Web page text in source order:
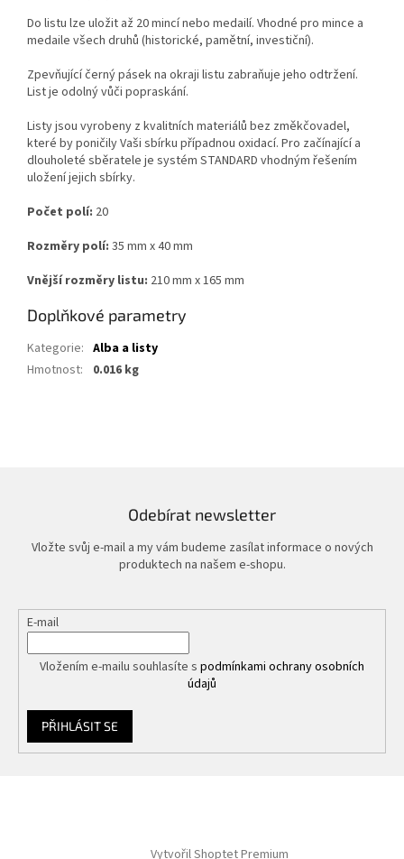
Do listu lze uložit až 20 mincí nebo medailí. Vhodné pro mince a
medaile všech druhů (historické, pamětní, investiční).
Zpevňující černý pásek na okraji listu zabraňuje jeho odtržení.
List je odolný vůči popraskání.
Listy jsou vyrobeny z kvalitních materiálů bez změkčovadel,
které by poničily Vaši sbírku případnou oxidací. Pro začínající a
dlouholeté sběratele je systém STANDARD vhodným řešením
uložení jejich sbírky.
Počet polí: 20
Rozměry polí: 35 mm x 40 mm
Vnější rozměry listu: 210 mm x 165 mm
Doplňkové parametry
Kategorie: Alba a listy
Hmotnost: 0.016 kg
Odebírat newsletter
Vložte svůj e-mail a my vám budeme zasílat informace o nových
produktech na našem e-shopu.
E-mail
Vložením e-mailu souhlasíte s podmínkami ochrany osobních
údajů
PŘIHLÁSIT SE
Vytvořil Shoptet Premium